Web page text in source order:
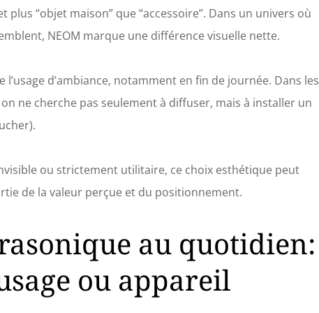
“objet maison” que “accessoire”. Dans un univers où
NEOM marque une différence visuelle nette.
d’ambiance, notamment en fin de journée. Dans les
ne cherche pas seulement à diffuser, mais à installer un
ou strictement utilitaire, ce choix esthétique peut
de la valeur perçue et du positionnement.
au quotidien:
ou appareil